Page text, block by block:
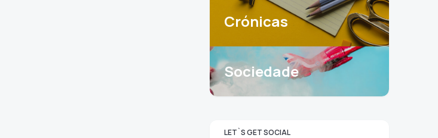
Crónicas
Sociedade
LET`S GET SOCIAL